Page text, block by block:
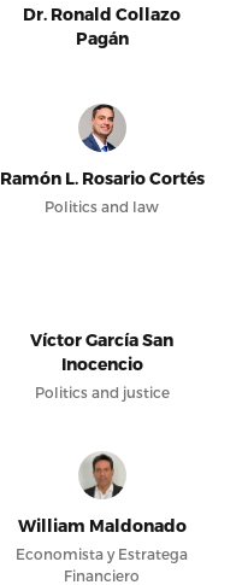
Dr. Ronald Collazo
Pagán
Ramón L. Rosario Cortés
Politics and law
Víctor García San
Inocencio
Politics and justice
William Maldonado
Economista y Estratega
Financiero